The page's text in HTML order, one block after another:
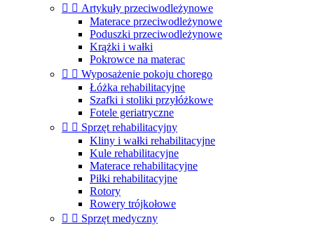
  Artykuły przeciwodleżynowe
Materace przeciwodleżynowe
Poduszki przeciwodleżynowe
Krążki i wałki
Pokrowce na materac
  Wyposażenie pokoju chorego
Łóżka rehabilitacyjne
Szafki i stoliki przyłóżkowe
Fotele geriatryczne
  Sprzęt rehabilitacyjny
Kliny i wałki rehabilitacyjne
Kule rehabilitacyjne
Materace rehabilitacyjne
Piłki rehabilitacyjne
Rotory
Rowery trójkołowe
  Sprzęt medyczny